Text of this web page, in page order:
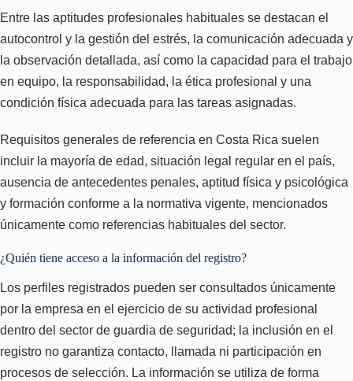
Entre las aptitudes profesionales habituales se destacan el
autocontrol y la gestión del estrés, la comunicación adecuada y
la observación detallada, así como la capacidad para el trabajo
en equipo, la responsabilidad, la ética profesional y una
condición física adecuada para las tareas asignadas.
Requisitos generales de referencia en Costa Rica suelen
incluir la mayoría de edad, situación legal regular en el país,
ausencia de antecedentes penales, aptitud física y psicológica
y formación conforme a la normativa vigente, mencionados
únicamente como referencias habituales del sector.
¿Quién tiene acceso a la información del registro?
Los perfiles registrados pueden ser consultados únicamente
por la empresa en el ejercicio de su actividad profesional
dentro del sector de guardia de seguridad; la inclusión en el
registro no garantiza contacto, llamada ni participación en
procesos de selección. La información se utiliza de forma